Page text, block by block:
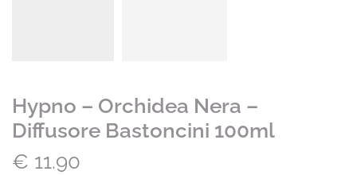
Hypno – Orchidea Nera –
Diffusore Bastoncini 100ml
€ 11.90